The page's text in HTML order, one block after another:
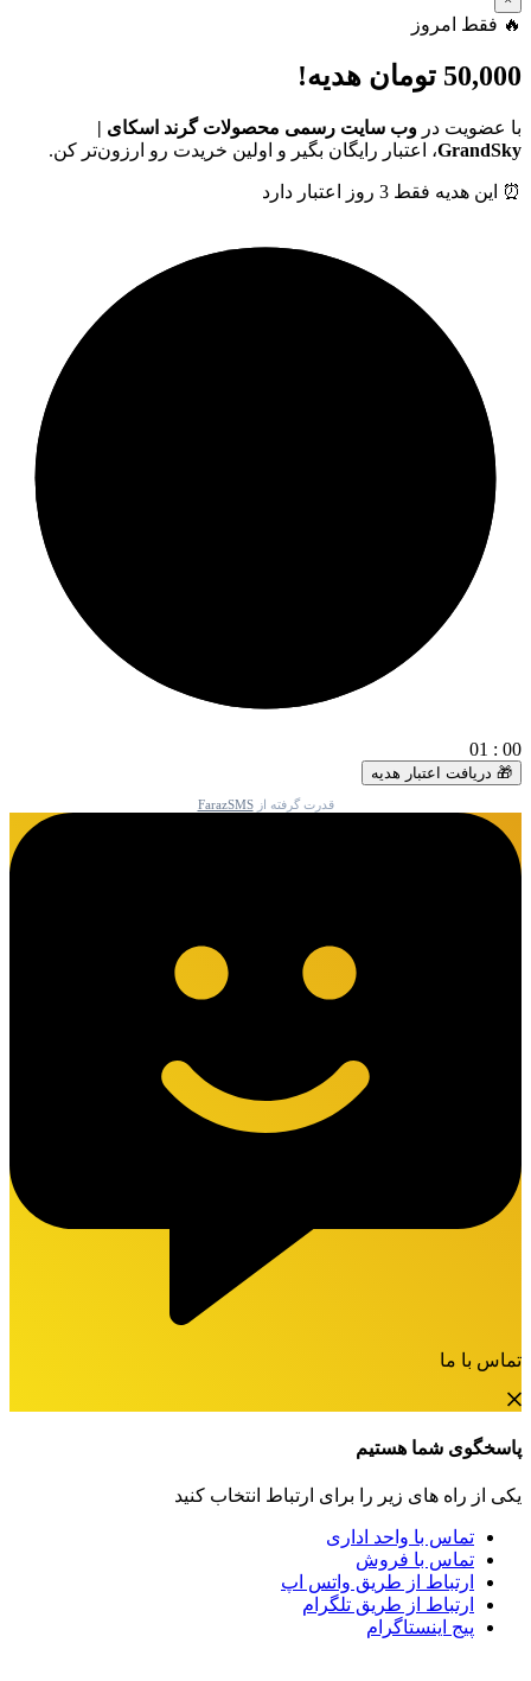
🔥 فقط امروز
50,000 تومان هدیه!
با عضویت در وب سایت رسمی محصولات گرند اسکای |
GrandSky، اعتبار رایگان بگیر و اولین خریدت رو ارزون‌تر کن.
⏰ این هدیه فقط 3 روز اعتبار دارد
00
:
01
🎁 دریافت اعتبار هدیه
قدرت گرفته ازFarazSMS
تماس با ما
پاسخگوی شما هستیم
یکی از راه های زیر را برای ارتباط انتخاب کنید
تماس با واحد اداری
تماس با فروش
ارتباط از طریق واتس اپ
ارتباط از طریق تلگرام
پیج اینستاگرام